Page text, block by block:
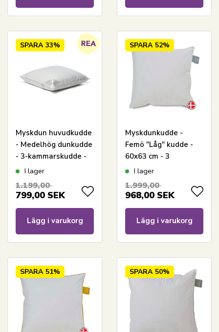
SPARA 33%
Myskdun huvudkudde
- Medelhög dunkudde
- 3-kammarskudde -
60x63 cm -
I lager
1.199,00
799,00 SEK
Lägg i varukorg
SPARA 52%
Myskdunkudde -
Femö "Låg" kudde -
60x63 cm - 3
kammare - Quilts Of
I lager
1.999,00
968,00 SEK
Lägg i varukorg
SPARA 51% SPARA 50%